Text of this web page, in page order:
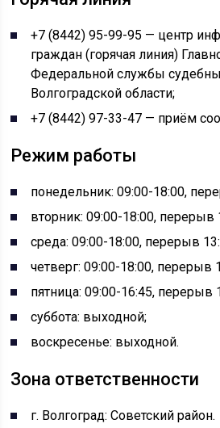
+7 (8442) 95-99-95 — центр
граждан (горячая линия)
Федеральной службы
Волгоградской области;
+7 (8442) 97-33-47 — приём
Режим работы
понедельник: 09:00-18:00,
вторник: 09:00-18:00, перерыв
среда: 09:00-18:00, перерыв
четверг: 09:00-18:00, перерыв
пятница: 09:00-16:45, перерыв
суббота: выходной;
воскресенье: выходной.
Зона ответственности
г. Волгоград: Советский район.